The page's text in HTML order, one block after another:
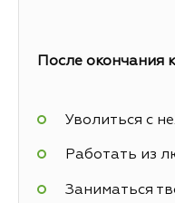
После окончания
Уволиться с
Работать из
Заниматься